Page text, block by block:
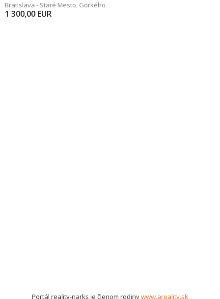
Bratislava - Staré Mesto, Gorkého
1 300,00 EUR
Portál reality-narks je členom rodinywww.areality.sk